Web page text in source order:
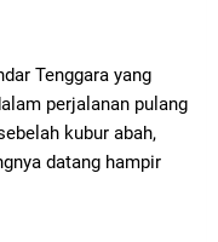
Tenggara yang
perjalanan pulang
kubur abah,
datang hampir